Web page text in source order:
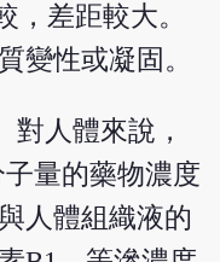
，差距較大。
變性或凝固。
對人體來說，
量的藥物濃度
人體組織液的